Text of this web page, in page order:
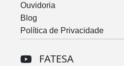
Ouvidoria
Blog
Política de Privacidade
FATESA